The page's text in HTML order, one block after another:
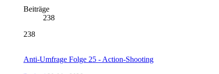
Beiträge
238
238
Anti-Umfrage Folge 25 - Action-Shooting